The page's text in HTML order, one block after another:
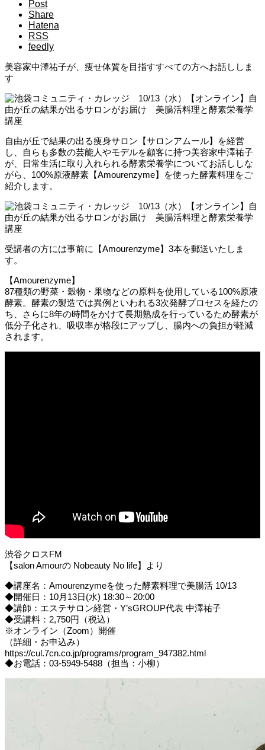
Post
Share
Hatena
RSS
feedly
美容家中澤祐子が、痩せ体質を目指すすべての方へお話ししま
す
自由が丘で結果の出る痩身サロン【サロンアムール】を経営
し、自らも多数の芸能人やモデルを顧客に持つ美容家中澤祐子
が、日常生活に取り入れられる酵素栄養学についてお話ししな
がら、100%原液酵素【Amourenzyme】を使った酵素料理をご
紹介します。
受講者の方には事前に【Amourenzyme】3本を郵送いたしま
す。
【Amourenzyme】
87種類の野菜・穀物・果物などの原料を使用している100%原液
酵素。酵素の製造では異例といわれる3次発酵プロセスを経たの
ち、さらに8年の時間をかけて長期熟成を行っているため酵素が
低分子化され、吸収率が格段にアップし、腸内への負担が軽減
されます。
渋谷クロスFM
【salon Amourの Nobeauty No life】より
◆講座名：Amourenzymeを使った酵素料理で美腸活 10/13
◆開催日：10月13日(水) 18:30～20:00
◆講師：エステサロン経営・Y’sGROUP代表 中澤祐子
◆受講料：2,750円（税込）
※オンライン（Zoom）開催
（詳細・お申込み）
https://cul.7cn.co.jp/programs/program_947382.html
◆お電話：03-5949-5488（担当：小柳）